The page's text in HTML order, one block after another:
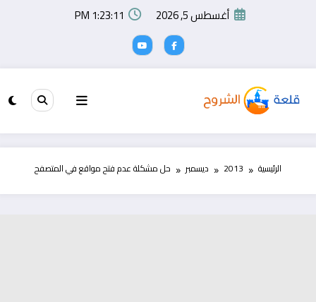
أغسطس 5, 2026 1:23:12 PM
الرئيسية 2013 ديسمبر حل مشكلة عدم فتح مواقع في المتصفح